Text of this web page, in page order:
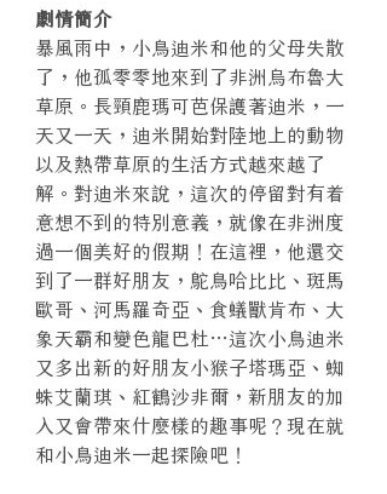
劇情簡介
暴風雨中，小鳥迪米和他的父母失散
了，他孤零零地來到了非洲烏布魯大
草原。長頸鹿瑪可芭保護著迪米，一
天又一天，迪米開始對陸地上的動物
以及熱帶草原的生活方式越來越了
解。對迪米來說，這次的停留對有着
意想不到的特別意義，就像在非洲度
過一個美好的假期！在這裡，他還交
到了一群好朋友，鴕鳥哈比比、斑馬
歐哥、河馬羅奇亞、食蟻獸肯布、大
象天霸和變色龍巴杜…這次小鳥迪米
又多出新的好朋友小猴子塔瑪亞、蜘
蛛艾蘭琪、紅鶴沙非爾，新朋友的加
入又會帶來什麼樣的趣事呢？現在就
和小鳥迪米一起探險吧！